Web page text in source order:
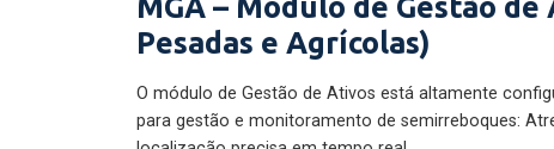
Pesadas e Agrícolas)
O módulo de Gestão de Ativos está altamente
para gestão e monitoramento de semirreboques:
localização precisa em tempo real.